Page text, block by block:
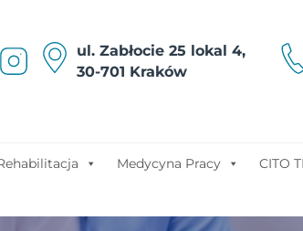
ul. Zabłocie 25 lokal 4,
30-701 Kraków
Medycyna Pracy CITO